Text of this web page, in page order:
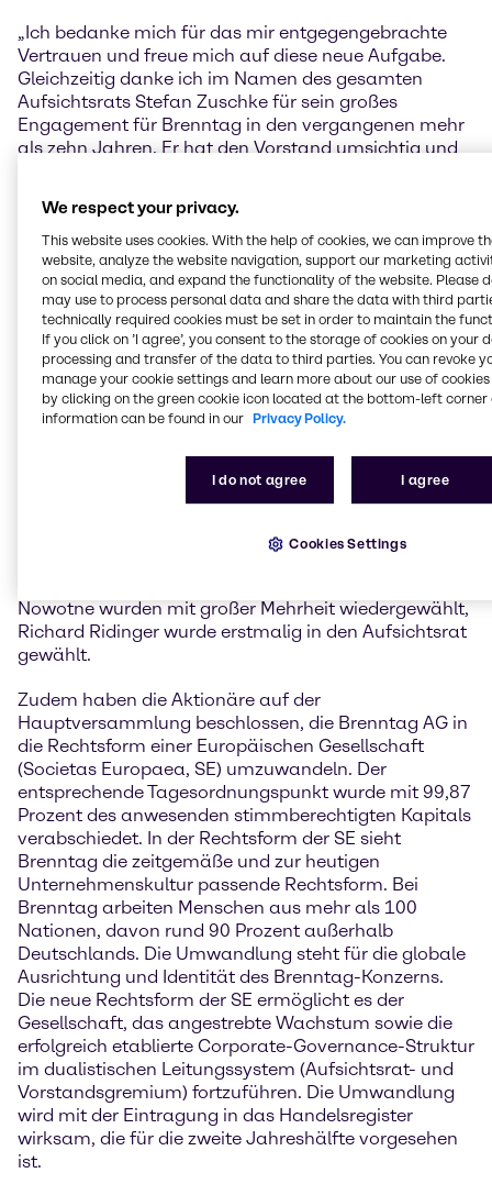
„Ich bedanke mich für das mir entgegengebrachte
Vertrauen und freue mich auf diese neue Aufgabe.
Gleichzeitig danke ich im Namen des gesamten
Aufsichtsrats Stefan Zuschke für sein großes
Engagement für Brenntag in den vergangenen mehr
als zehn Jahren. Er hat den Vorstand umsichtig und
mitgeprägt, vom Börsengang von Brenntag 2010 bis
zur heutigen Aufstellung als globaler
Weltmarktführer in der Chemiedistribution“, sagte
Doreen Nowotne anlässlich ihrer Wahl zur
Aufsichtsratsvorsitzenden.
„Ich gratuliere Doreen Nowotne zur Wahl als neue
Aufsichtsratsvorsitzende. Gerade unter den aktuell
herausfordernden Umständen hat das Unternehmen
seine solide Aufstellung und grundsätzliche Stärke
Vorstandsvorsitzenden Christian Kohlpaintner
initiierte >Project Brenntag< weist ebenfalls in die
Verantwortung als Aufsichtsratsvorsitzender
Nowotne wurden mit großer Mehrheit wiedergewählt,
Richard Ridinger wurde erstmalig in den Aufsichtsrat
gewählt.
Zudem haben die Aktionäre auf der
Hauptversammlung beschlossen, die Brenntag AG in
die Rechtsform einer Europäischen Gesellschaft
(Societas Europaea, SE) umzuwandeln. Der
entsprechende Tagesordnungspunkt wurde mit 99,87
Prozent des anwesenden stimmberechtigten Kapitals
verabschiedet. In der Rechtsform der SE sieht
Brenntag die zeitgemäße und zur heutigen
Unternehmenskultur passende Rechtsform. Bei
Brenntag arbeiten Menschen aus mehr als 100
Nationen, davon rund 90 Prozent außerhalb
Deutschlands. Die Umwandlung steht für die globale
Ausrichtung und Identität des Brenntag-Konzerns.
Die neue Rechtsform der SE ermöglicht es der
Gesellschaft, das angestrebte Wachstum sowie die
erfolgreich etablierte Corporate-Governance-Struktur
im dualistischen Leitungssystem (Aufsichtsrat- und
Vorstandsgremium) fortzuführen. Die Umwandlung
wird mit der Eintragung in das Handelsregister
wirksam, die für die zweite Jahreshälfte vorgesehen
ist.
We respect your privacy.
This website uses cookies. With the help of cookies, we can improve
website, analyze the website navigation, support our marketing
on social media, and expand the functionality of the website. Please
may use to process personal data and share the data with third
technically required cookies must be set in order to maintain the
If you click on ’I agree’, you consent to the storage of cookies on your
processing and transfer of the data to third parties. You can revoke
manage your cookie settings and learn more about our use of cookies
by clicking on the green cookie icon located at the bottom-left corner
information can be found in our Privacy Policy.
I do not agree I agree
Cookies Settings